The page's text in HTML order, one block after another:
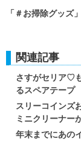
「＃お掃除グッズ
関連記事
さすがセリア♡
るスペアテープ
スリーコインズ
ミニクリーナー
年末までにあの